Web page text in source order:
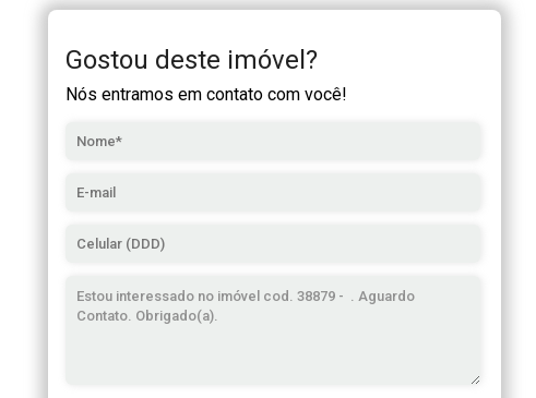
Gostou deste imóvel?
Nós entramos em contato com você!